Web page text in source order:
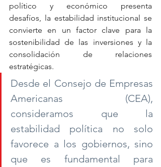
político y económico presenta
desafíos, la estabilidad institucional se
convierte en un factor clave para la
sostenibilidad de las inversiones y la
consolidación de relaciones
estratégicas.
Desde el Consejo de Empresas
Americanas (CEA),
consideramos que la
estabilidad política no solo
favorece a los gobiernos, sino
que es fundamental para